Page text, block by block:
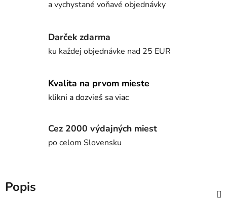
a vychystané voňavé objednávky
Darček zdarma
ku každej objednávke nad 25 EUR
Kvalita na prvom mieste
klikni a dozvieš sa viac
Cez 2000 výdajných miest
po celom Slovensku
Popis